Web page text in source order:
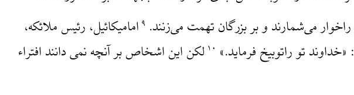
می‌شمارند و بر بزرگان تهمت می‌زنند. ۹ امامیکائیل، رئیس ملائکه،
تو راتوبیخ فرماید.» ۱۰ لکن این اشخاص بر آنچه نمی دانند افتراء